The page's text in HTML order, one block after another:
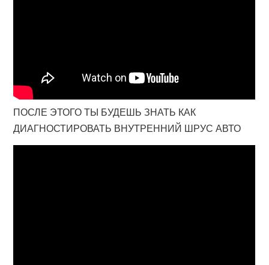
ПОСЛЕ ЭТОГО ТЫ БУДЕШЬ ЗНАТЬ КАК
ДИАГНОСТИРОВАТЬ ВНУТРЕННИЙ ШРУС АВТО